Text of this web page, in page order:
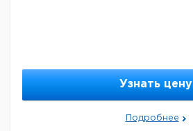
Узнать цену
Подробнее